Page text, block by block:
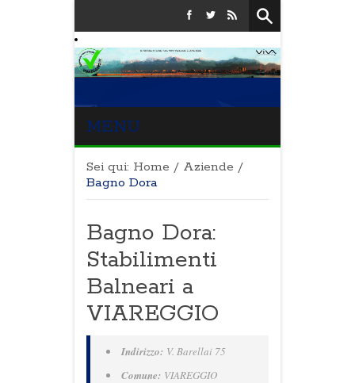
MENU
Sei qui: Home / Aziende /
Bagno Dora
Bagno Dora:
Stabilimenti
Balneari a
VIAREGGIO
Indirizzo: V. Barellai 75
Comune: VIAREGGIO